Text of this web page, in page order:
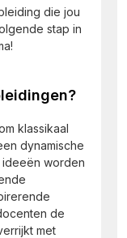
die jou
stap in
klassikaal
dynamische
ideeën worden
de
met